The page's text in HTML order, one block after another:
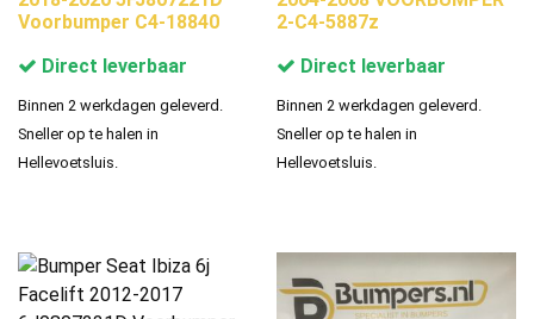
Voorbumper C4-18840
Direct leverbaar
Binnen 2 werkdagen geleverd.
Sneller op te halen in
Hellevoetsluis.
2-C4-5887z
Direct leverbaar
Binnen 2 werkdagen geleverd.
Sneller op te halen in
Hellevoetsluis.